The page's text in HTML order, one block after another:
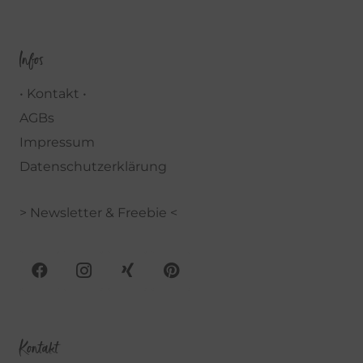
Infos
• Kontakt •
AGBs
Impressum
Datenschutzerklärung
> Newsletter & Freebie <
Kontakt